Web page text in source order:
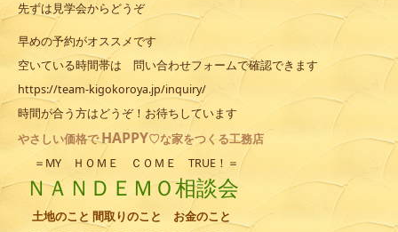
先ずは見学会からどうぞ
早めの予約がオススメです
空いている時間帯は 問い合わせフォームで確認できます
https://team-kigokoroya.jp/inquiry/
時間が合う方はどうぞ！お待ちしています
やさしい価格でHAPPY♡な家をつくる工務店
＝MY ＨＯＭＥ ＣＯＭＥ TRUE！＝
ＮＡＮＤＥＭＯ相談会
土地のこと 間取りのこと お金のこと